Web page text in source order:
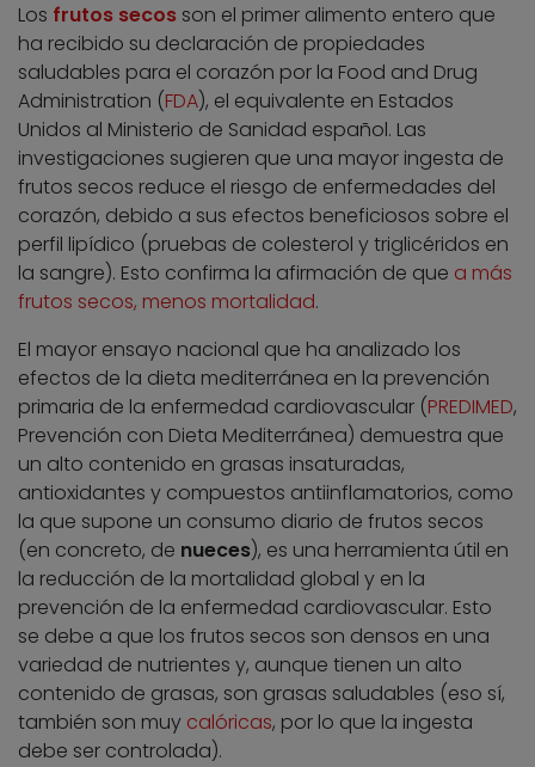
Los frutos secos son el primer alimento entero que
ha recibido su declaración de propiedades
saludables para el corazón por la Food and Drug
Administration (FDA), el equivalente en Estados
Unidos al Ministerio de Sanidad español. Las
investigaciones sugieren que una mayor ingesta de
frutos secos reduce el riesgo de enfermedades del
corazón, debido a sus efectos beneficiosos sobre el
perfil lipídico (pruebas de colesterol y triglicéridos en
la sangre). Esto confirma la afirmación de que a más
frutos secos, menos mortalidad.
El mayor ensayo nacional que ha analizado los
efectos de la dieta mediterránea en la prevención
primaria de la enfermedad cardiovascular (PREDIMED,
Prevención con Dieta Mediterránea) demuestra que
un alto contenido en grasas insaturadas,
antioxidantes y compuestos antiinflamatorios, como
la que supone un consumo diario de frutos secos
(en concreto, de nueces), es una herramienta útil en
la reducción de la mortalidad global y en la
prevención de la enfermedad cardiovascular. Esto
se debe a que los frutos secos son densos en una
variedad de nutrientes y, aunque tienen un alto
contenido de grasas, son grasas saludables (eso sí,
también son muy calóricas, por lo que la ingesta
debe ser controlada).